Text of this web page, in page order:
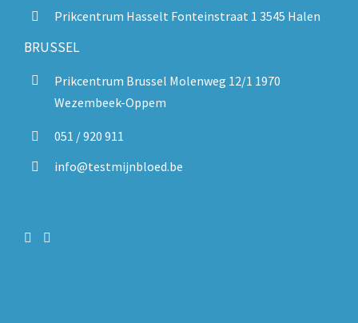
Prikcentrum Hasselt Fonteinstraat 1 3545 Halen
BRUSSEL
Prikcentrum Brussel Molenweg 12/1 1970
Wezembeek-Oppem
051 / 920 911
info@testmijnbloed.be